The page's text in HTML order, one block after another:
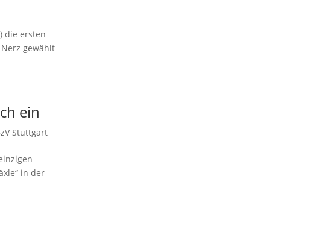
die ersten
gewählt
ein
Stuttgart
in der